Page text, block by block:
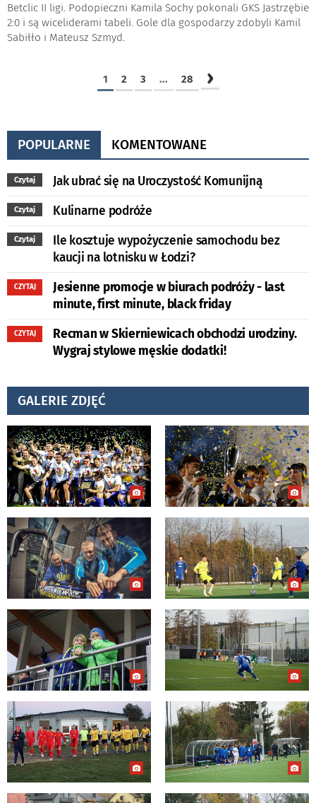
Betclic II ligi. Podopieczni Kamila Sochy pokonali GKS Jastrzębie
2:0 i są wiceliderami tabeli. Gole dla gospodarzy zdobyli Kamil
Sabiłło i Mateusz Szmyd.
1 2 3 ... 28 ›
POPULARNE KOMENTOWANE
Czytaj Jak ubrać się na Uroczystość Komunijną
Czytaj Kulinarne podróże
Czytaj
Ile kosztuje wypożyczenie samochodu bez
kaucji na lotnisku w Łodzi?
CZYTAJ
Jesienne promocje w biurach podróży - last
minute, first minute, black friday
CZYTAJ
Recman w Skierniewicach obchodzi urodziny.
Wygraj stylowe męskie dodatki!
GALERIE ZDJĘĆ